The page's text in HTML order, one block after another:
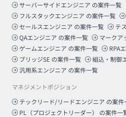
サーバーサイドエンジニア の案件一覧
フルスタックエンジニア の案件一覧
セールスエンジニア の案件一覧 テ
QAエンジニア の案件一覧 マークア
ゲームエンジニア の案件一覧 RPA
ブリッジSE の案件一覧 組込・制御
汎用系エンジニア の案件一覧
マネジメントポジション
テックリード/リードエンジニア の案件
PL（プロジェクトリーダー）
の案件一